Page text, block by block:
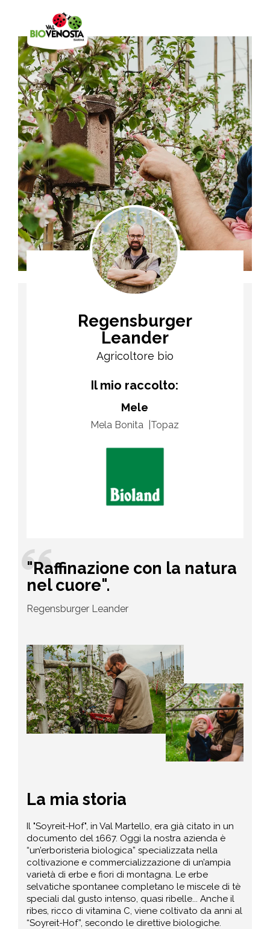
Regensburger
Leander
Agricoltore bio
Il mio raccolto:
Mele
Mela Bonita Topaz
"Raffinazione con la natura
nel cuore".
Regensburger Leander
La mia storia
Il "Soyreit-Hof", in Val Martello, era già citato in un
documento del 1667. Oggi la nostra azienda è
“un’erboristeria biologica” specializzata nella
coltivazione e commercializzazione di un’ampia
varietà di erbe e fiori di montagna. Le erbe
selvatiche spontanee completano le miscele di tè
speciali dal gusto intenso, quasi ribelle... Anche il
ribes, ricco di vitamina C, viene coltivato da anni al
“Soyreit-Hof”, secondo le direttive biologiche.